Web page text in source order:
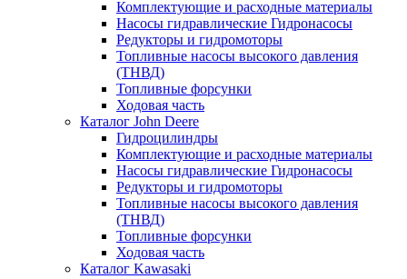
Комплектующие и расходные материалы
Насосы гидравлические Гидронасосы
Редукторы и гидромоторы
Топливные насосы высокого давления
(ТНВД)
Топливные форсунки
Ходовая часть
Каталог John Deere
Гидроцилиндры
Комплектующие и расходные материалы
Насосы гидравлические Гидронасосы
Редукторы и гидромоторы
Топливные насосы высокого давления
(ТНВД)
Топливные форсунки
Ходовая часть
Каталог Kawasaki